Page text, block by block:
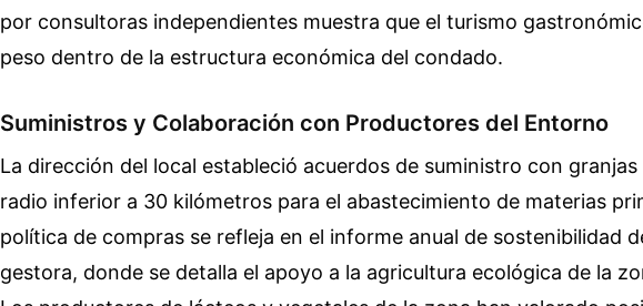
por consultoras independientes muestra que el turismo
peso dentro de la estructura económica del condado.
Suministros y Colaboración con Productores del Entorno
La dirección del local estableció acuerdos de suministro con granjas
radio inferior a 30 kilómetros para el abastecimiento de materias
política de compras se refleja en el informe anual de sostenibilidad
gestora, donde se detalla el apoyo a la agricultura ecológica de la